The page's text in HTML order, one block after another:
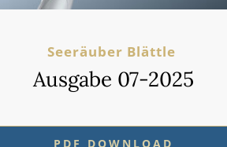
Seeräuber Blättle
Ausgabe 07-2025
PDF DOWNLOAD